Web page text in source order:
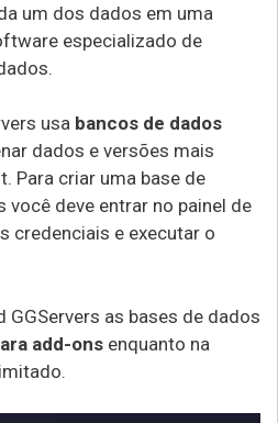
um dos dados em uma
especializado de
usa bancos de dados
dados e versões mais
Para criar uma base de
você deve entrar no painel de
credenciais e executar o
GGServers as bases de dados
add-ons enquanto na